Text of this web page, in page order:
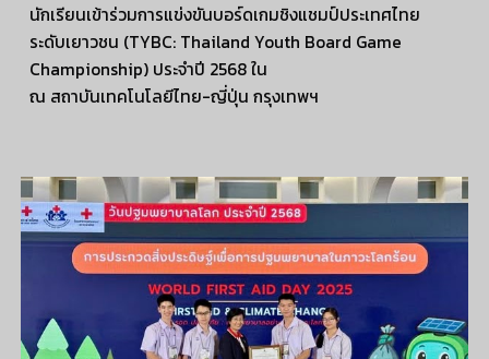
นักเรียนเข้าร่วมการแข่งขันบอร์ดเกมชิงแชมป์ประเทศไทย
ระดับเยาวชน (TYBC: Thailand Youth Board Game
Championship) ประจำปี 2568 ใน
ณ สถาบันเทคโนโลยีไทย-ญี่ปุ่น กรุงเทพฯ